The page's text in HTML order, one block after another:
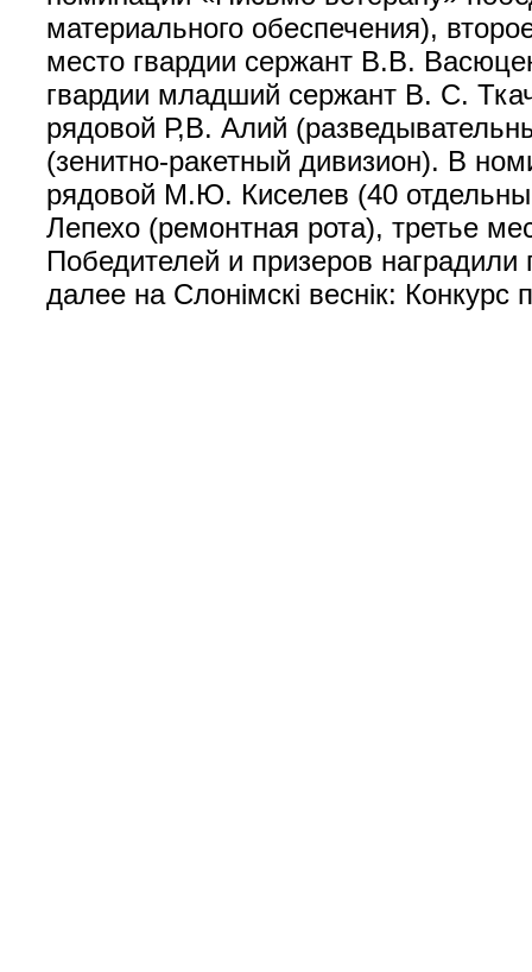
материального обеспечения),
место гвардии сержант В.В.
гвардии младший сержант В. С.
рядовой Р,В. Алий
(зенитно-ракетный дивизион). В
рядовой М.Ю. Киселев (40
Лепехо (ремонтная рота), третье
Победителей и призеров
далее на Слонімскі веснік: